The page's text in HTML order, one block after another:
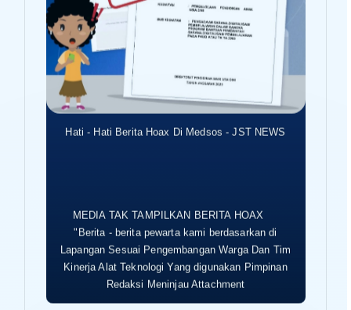
Hati - Hati Berita Hoax Di Medsos - JST NEWS
MEDIA TAK TAMPILKAN BERITA HOAX
"Berita - berita pewarta kami berdasarkan di
Lapangan Sesuai Pengembangan Warga Dan Tim
Kinerja Alat Teknologi Yang digunakan Pimpinan
Redaksi Meninjau Attachment